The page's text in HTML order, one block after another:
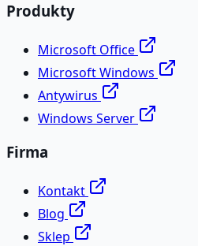
Produkty
Microsoft Office
Microsoft Windows
Antywirus
Windows Server
Firma
Kontakt
Blog
Sklep